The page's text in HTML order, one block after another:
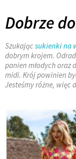
Dobrze
Szukając sukienki na
dobrym krojem.
panien młodych oraz
midi. Krój powinien
Jesteśmy różne, więc